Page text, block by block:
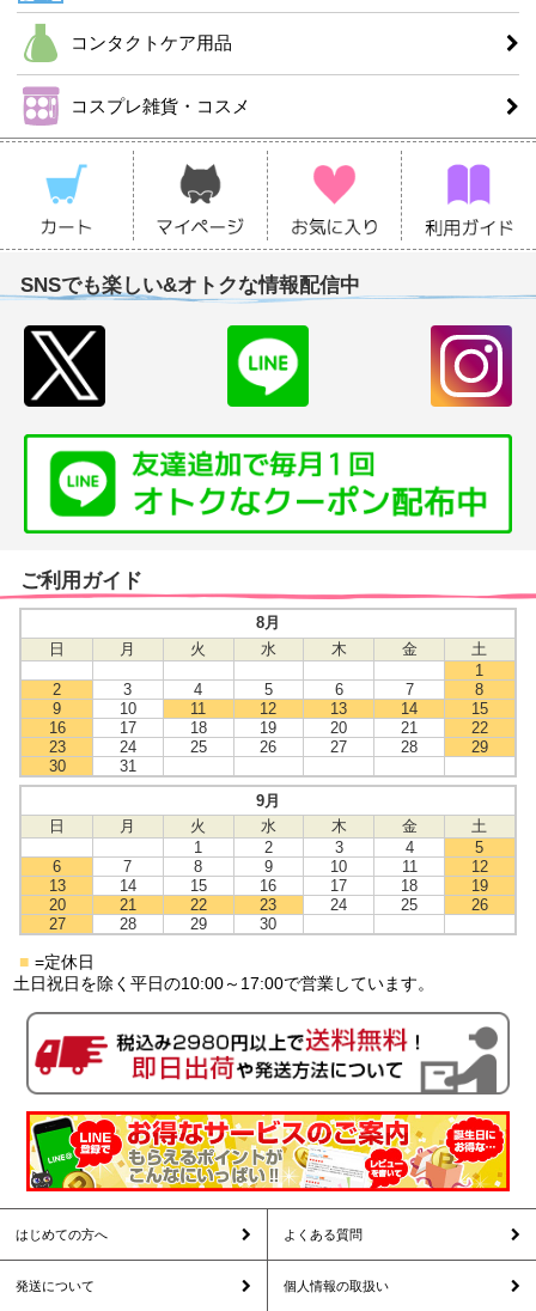
コンタクトケア用品
コスプレ雑貨・コスメ
SNSでも楽しい&オトクな情報配信中
ご利用ガイド
8月
日
月 火 水 木 金
土
1
2
3 4 5 6 7
8
9
10 11 12 13 14
15
16
17 18 19 20 21
22
23
24 25 26 27 28
29
30
31
9月
日
月 火 水 木 金
土
1
2 3 4
5
6
7 8 9 10 11
12
13
14 15 16 17 18
19
20
21 22 23 24 25
26
27
28 29 30
■ =定休日
土日祝日を除く平日の10:00～17:00で営業しています。
はじめての方へ よくある質問
発送について 個人情報の取扱い